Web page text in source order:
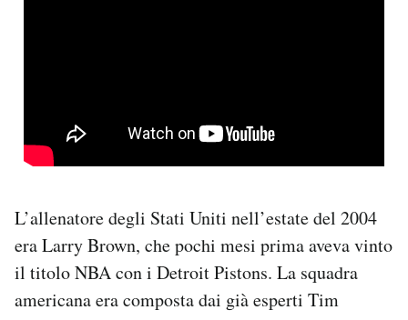
L’allenatore degli Stati Uniti nell’estate del 2004
era Larry Brown, che pochi mesi prima aveva vinto
il titolo NBA con i Detroit Pistons. La squadra
americana era composta dai già esperti Tim